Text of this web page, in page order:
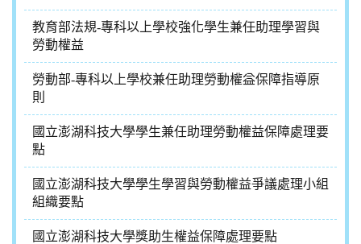
教育部法規-專科以上學校強化學生兼任助理學習與
勞動權益
勞動部-專科以上學校兼任助理勞動權益保障指導原
則
國立澎湖科技大學學生兼任助理勞動權益保障處理要
點
國立澎湖科技大學學生學習與勞動權益爭議處理小組
組織要點
國立澎湖科技大學獎助生權益保障處理要點